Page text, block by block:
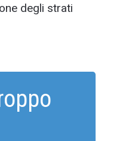
degli strati